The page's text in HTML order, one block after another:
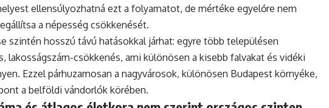
ellensúlyozhatná ezt a folyamatot, de mértéke egyelőre nem
a népesség csökkenését.
szintén hosszú távú hatásokkal járhat: egyre több településen
lakosságszám-csökkenés, ami különösen a kisebb falvakat és vidéki
Ezzel párhuzamosan a nagyvárosok, különösen Budapest környéke,
a belföldi vándorlók körében.